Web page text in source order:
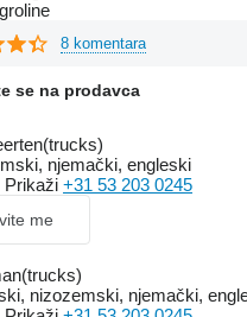
8 komentara
se na prodavca
njemački, engleski
Prikaži +31 53 203 0245
me
nizozemski, njemački,